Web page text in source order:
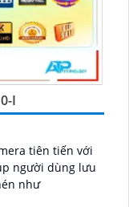
I
tiên tiến với
người dùng lưu
như